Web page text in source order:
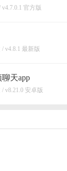
官方版
v4.8.1 最新版
天app
v8.21.0 安卓版